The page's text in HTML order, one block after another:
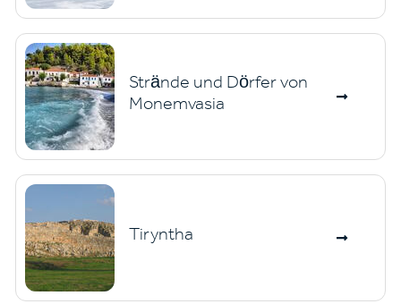
Strände und Dörfer von
Monemvasia
Tiryntha